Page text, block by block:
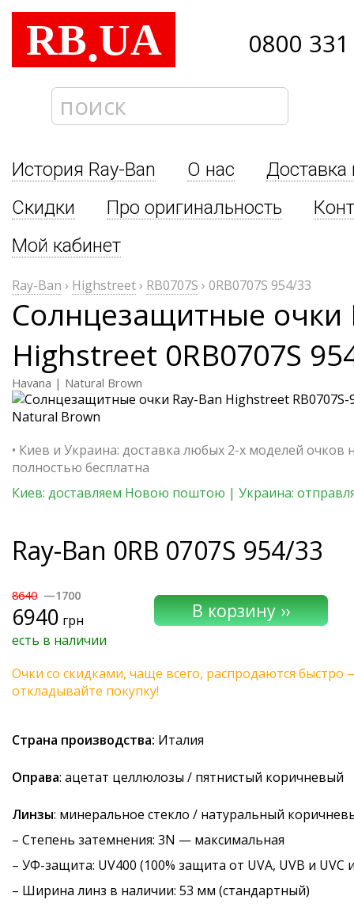
RB.UA 0800
История Ray-Ban О нас
Доставка
Скидки
Про оригинальность
Мой кабинет
Ray-Ban › Highstreet› RB0707S › 0RB0707S 954/33
Солнцезащитные очки
Highstreet 0RB0707S
Havana | Natural Brown
• Киев и Украина: доставка любых 2-х моделей очков
полностью бесплатна
Киев: доставляем Новою поштою | Украина:
Ray-Ban 0RB 0707S 954/33
8640 —1700
6940 грн
есть в наличии
Очки со скидками, чаще всего, распродаются быстро
откладывайте покупку!
Страна производства: Италия
Оправа: ацетат целлюлозы / пятнистый коричневый
Линзы: минеральное стекло / натуральный
– Степень затемнения: 3N — максимальная
– УФ-защита: UV400 (100% защита от UVA, UVB и UVC
– Ширина линз в наличии: 53 мм (стандартный)